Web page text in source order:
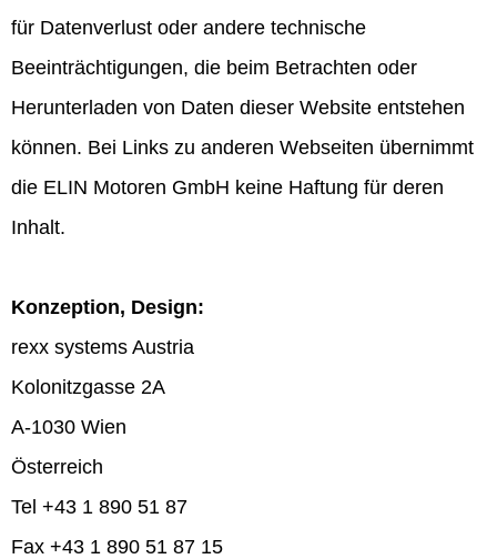
für Datenverlust oder andere technische
Beeinträchtigungen, die beim Betrachten oder
Herunterladen von Daten dieser Website entstehen
können. Bei Links zu anderen Webseiten übernimmt
die ELIN Motoren GmbH keine Haftung für deren
Inhalt.
Konzeption, Design:
rexx systems Austria
Kolonitzgasse 2A
A-1030 Wien
Österreich
Tel +43 1 890 51 87
Fax +43 1 890 51 87 15